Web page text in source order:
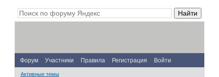
Форум Участники Правила Регистрация Войти
Активные темы